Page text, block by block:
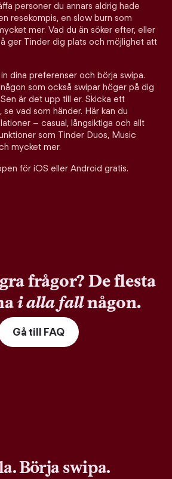
personer du annars aldrig hade
resekompis, en slow burn som
mer. Vad du än söker efter, eller
ger Tinder dig plats och möjlighet att
dina preferenser och börja swipa.
som också swipar höger på dig
är det upp till er. Skicka ett
vad som händer. Här kan du
– casual, långsiktiga och allt
som Tinder Duos, Music
mycket mer.
för iOS eller Android gratis.
frågor? De flesta
i alla fallnågon.
Gå till FAQ
Börja swipa.